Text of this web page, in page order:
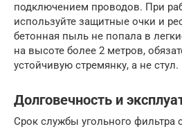
подключением проводов. При
используйте защитные очки и
бетонная пыль не попала в
на высоте более 2 метров,
устойчивую стремянку, а не стул.
Долговечность и
Срок службы угольного фильтра